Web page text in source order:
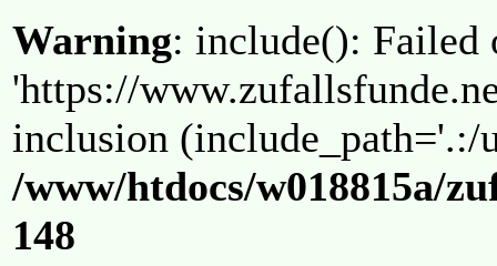
Warning: include(): Failed
'https://
inclusion (include_path='.:/
/www/htdocs/w018815a/
148